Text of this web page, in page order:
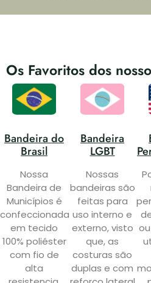
Os Favoritos dos
Bandeira do
Brasil
Nossa
Bandeira de
Municípios é
confeccionada
em tecido
100% poliéster
com fio de
alta
Bandeira
LGBT
Nossas
bandeiras são
feitas para
uso interno e
externo, visto
que, as
costuras são
duplas e com